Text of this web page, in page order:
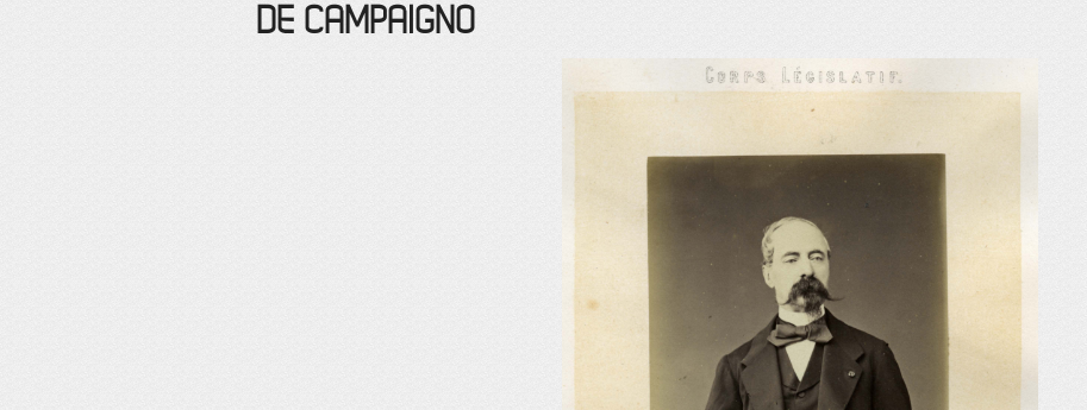
DE CAMPAIGNO